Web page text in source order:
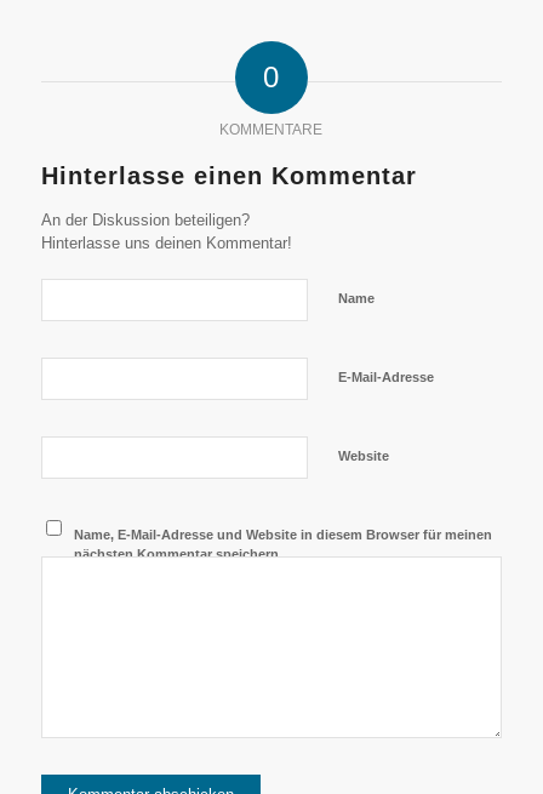
0
KOMMENTARE
Hinterlasse einen Kommentar
An der Diskussion beteiligen?
Hinterlasse uns deinen Kommentar!
Name
E-Mail-Adresse
Website
Name, E-Mail-Adresse und Website in diesem Browser für meinen
nächsten Kommentar speichern.